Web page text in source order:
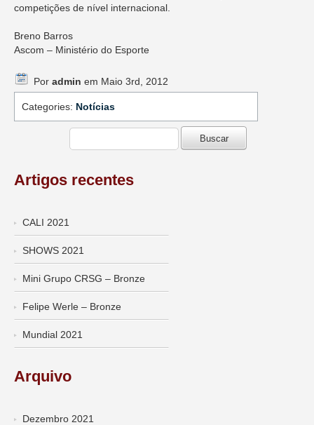
competições de nível internacional.
Breno Barros
Ascom – Ministério do Esporte
Por admin em Maio 3rd, 2012
Categories: Notícias
Artigos recentes
CALI 2021
SHOWS 2021
Mini Grupo CRSG – Bronze
Felipe Werle – Bronze
Mundial 2021
Arquivo
Dezembro 2021